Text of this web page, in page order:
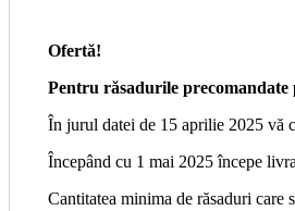
Ofertă!
Pentru răsadurile precomandate
În jurul datei de 15 aprilie 2025 vă
Începând cu 1 mai 2025 începe
Cantitatea minima de răsaduri care